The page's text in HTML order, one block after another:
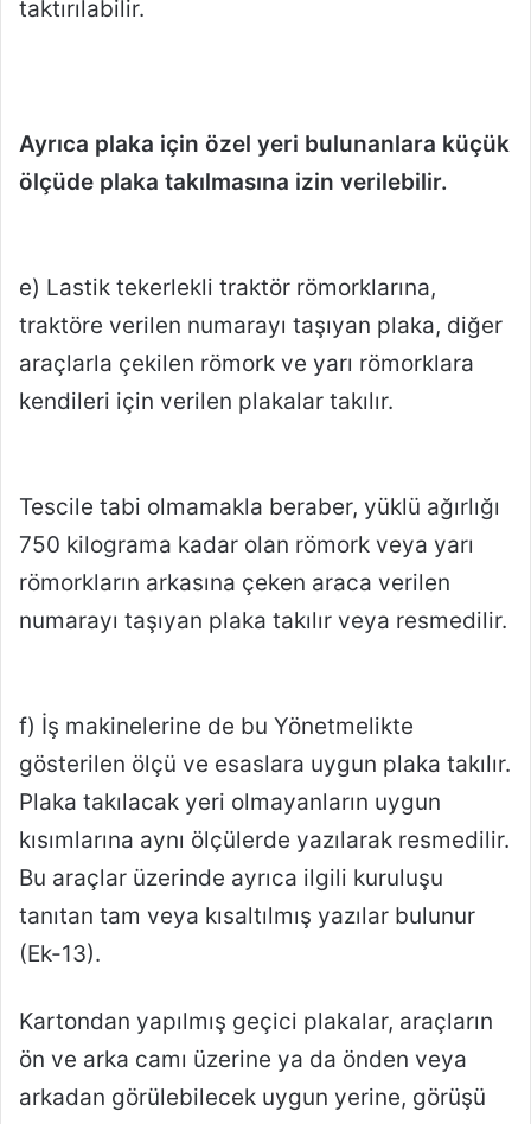
taktırılabilir.
Ayrıca plaka için özel yeri bulunanlara küçük
ölçüde plaka takılmasına izin verilebilir.
e) Lastik tekerlekli traktör römorklarına,
traktöre verilen numarayı taşıyan plaka, diğer
araçlarla çekilen römork ve yarı römorklara
kendileri için verilen plakalar takılır.
Tescile tabi olmamakla beraber, yüklü ağırlığı
750 kilograma kadar olan römork veya yarı
römorkların arkasına çeken araca verilen
numarayı taşıyan plaka takılır veya resmedilir.
f) İş makinelerine de bu Yönetmelikte
gösterilen ölçü ve esaslara uygun plaka takılır.
Plaka takılacak yeri olmayanların uygun
kısımlarına aynı ölçülerde yazılarak resmedilir.
Bu araçlar üzerinde ayrıca ilgili kuruluşu
tanıtan tam veya kısaltılmış yazılar bulunur
(Ek-13).
Kartondan yapılmış geçici plakalar, araçların
ön ve arka camı üzerine ya da önden veya
arkadan görülebilecek uygun yerine, görüşü